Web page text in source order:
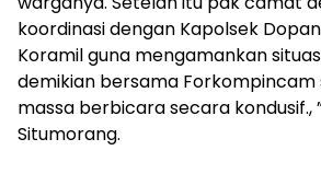
koordinasi dengan Kapolsek
Koramil guna mengamankan
demikian bersama Forkompincam
massa berbicara secara kondusif.,
Situmorang.